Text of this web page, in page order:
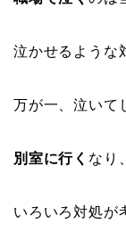
泣かせるような
万が一、泣いて
別室に行く なり、
いろいろ対処が